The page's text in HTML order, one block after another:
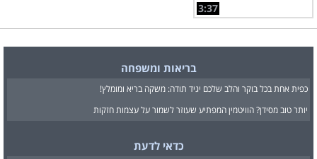
3:37
בריאות ומשפחה
כפית אחת בכל בוקר והלב שלכם יגיד תודה: משקה בריא ומומלץ!
יותר טוב מסידן? הוויטמין המפתיע שעוזר לשמור על עצמות חזקות
כדאי לדעת